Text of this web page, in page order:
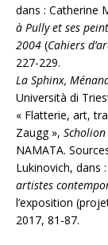
dans : Catherine
à Pully et ses
2004 (Cahiers
227-229.
La Sphinx,
Università di
« Flatterie, art,
Zaugg », Scholion
NAMATA.
Lukinovich, dans
artistes
l’exposition
2017, 81-87.